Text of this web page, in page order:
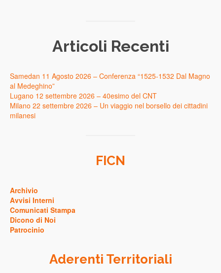
Articoli Recenti
Samedan 11 Agosto 2026 – Conferenza “1525-1532 Dal Magno
al Medeghino”
Lugano 12 settembre 2026 – 40esimo del CNT
Milano 22 settembre 2026 – Un viaggio nel borsello dei cittadini
milanesi
FICN
Archivio
Avvisi Interni
Comunicati Stampa
Dicono di Noi
Patrocinio
Aderenti Territoriali